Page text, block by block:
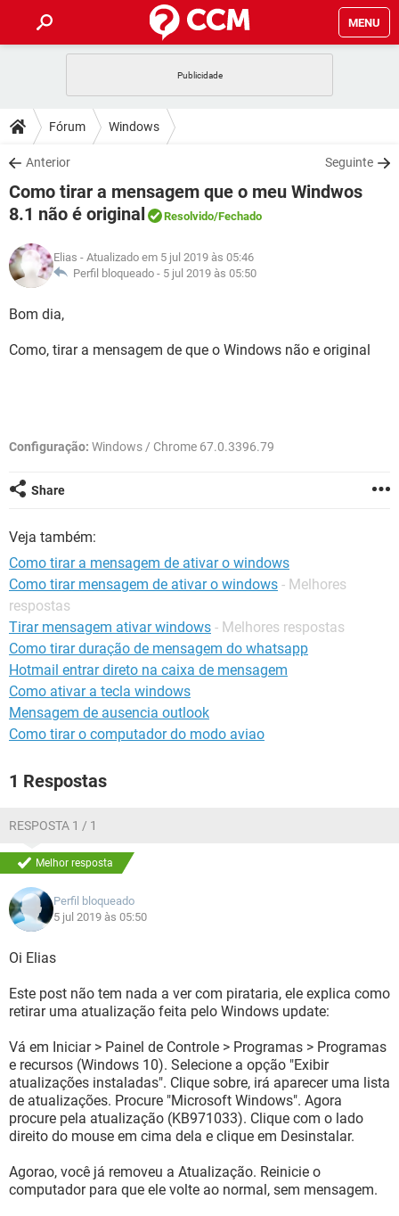
MENU
CELULAR
OUTLOOK
INSTAGRAM GMAIL
GUIA DE COMPRAS
DICAS
JOGOS
OUTLOOK
GUIA DE COMPRAS
DOWNLOADS
JOGOS WHATSAPP
CELULAR FACEBOOK
OUTLOOK EXCEL
INSTAGRAM
GUIA DE COMPRAS
FÓRUM
CELULAR FACEBOOK
GUIA DE COMPRAS
GLOSSÁRIO
JOGOS
CELULAR
OUTLOOK EXCEL
Fórum Windows
Anterior Seguinte
Como tirar a mensagem que o meu Windwos
8.1 não é original
Resolvido/Fechado
Elias - Atualizado em 5 jul 2019 às 05:46
Perfil bloqueado - 5 jul 2019 às 05:50
Bom dia,
Como, tirar a mensagem de que o Windows não e original
Configuração: Windows / Chrome 67.0.3396.79
Share
Veja também:
Como tirar a mensagem de ativar o windows
Como tirar mensagem de ativar o windows - Melhores
respostas
Tirar mensagem ativar windows - Melhores respostas
Como tirar duração de mensagem do whatsapp
Hotmail entrar direto na caixa de mensagem
Como ativar a tecla windows
Mensagem de ausencia outlook
Como tirar o computador do modo aviao
1 Respostas
RESPOSTA 1 / 1
Melhor resposta
Perfil bloqueado
5 jul 2019 às 05:50
Oi Elias
Este post não tem nada a ver com pirataria, ele explica como
retirar uma atualização feita pelo Windows update:
Vá em Iniciar > Painel de Controle > Programas > Programas
e recursos (Windows 10). Selecione a opção "Exibir
atualizações instaladas". Clique sobre, irá aparecer uma lista
de atualizações. Procure "Microsoft Windows". Agora
procure pela atualização (KB971033). Clique com o lado
direito do mouse em cima dela e clique em Desinstalar.
Agorao, você já removeu a Atualização. Reinicie o
computador para que ele volte ao normal, sem mensagem.